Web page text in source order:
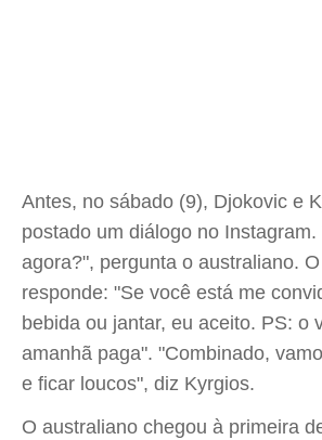
Antes, no sábado (9), Djokovic e
postado um diálogo no
agora?", pergunta o australiano.
responde: "Se você está me
bebida ou jantar, eu aceito. PS: o
amanhã paga". "Combinado,
e ficar loucos", diz Kyrgios.
O australiano chegou à primeira